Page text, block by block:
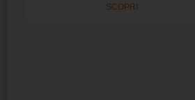
SCOPRI